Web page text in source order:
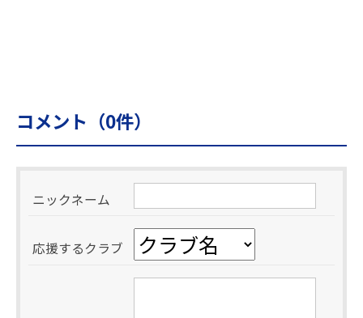
コメント（0件）
ニックネーム
応援するクラブ